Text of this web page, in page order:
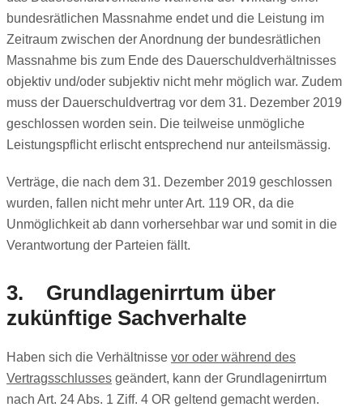
bundesrätlichen Massnahme endet und die Leistung im
Zeitraum zwischen der Anordnung der bundesrätlichen
Massnahme bis zum Ende des Dauerschuldverhältnisses
objektiv und/oder subjektiv nicht mehr möglich war. Zudem
muss der Dauerschuldvertrag vor dem 31. Dezember 2019
geschlossen worden sein. Die teilweise unmögliche
Leistungspflicht erlischt entsprechend nur anteilsmässig.
Verträge, die nach dem 31. Dezember 2019 geschlossen
wurden, fallen nicht mehr unter Art. 119 OR, da die
Unmöglichkeit ab dann vorhersehbar war und somit in die
Verantwortung der Parteien fällt.
3. Grundlagenirrtum über
zukünftige Sachverhalte
Haben sich die Verhältnisse vor oder während des
Vertragsschlusses geändert, kann der Grundlagenirrtum
nach Art. 24 Abs. 1 Ziff. 4 OR geltend gemacht werden.